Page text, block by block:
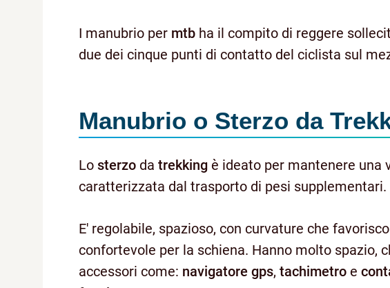
I manubrio per mtb ha il compito di reggere
due dei cinque punti di contatto del ciclista sul
Manubrio o Sterzo da
Lo sterzo da trekking è ideato per mantenere una
caratterizzata dal trasporto di pesi supplementari.
E' regolabile, spazioso, con curvature che
confortevole per la schiena. Hanno molto spazio,
accessori come: navigatore gps, tachimetro e